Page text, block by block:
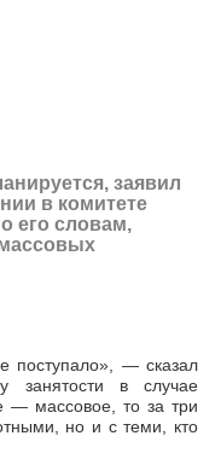
заявил
в комитете
его словам,
поступало», —сказал
занятости в случае
—массовое, то за три
но и с теми, кто